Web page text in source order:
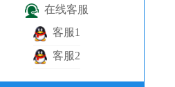
在线客服
客服1
客服2